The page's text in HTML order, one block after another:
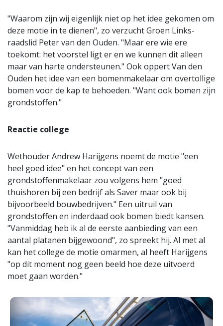
"Waarom zijn wij eigenlijk niet op het idee gekomen om
deze motie in te dienen", zo verzucht Groen Links-
raadslid Peter van den Ouden. "Maar ere wie ere
toekomt: het voorstel ligt er en we kunnen dit alleen
maar van harte ondersteunen." Ook oppert Van den
Ouden het idee van een bomenmakelaar om overtollige
bomen voor de kap te behoeden. "Want ook bomen zijn
grondstoffen."
Reactie college
Wethouder Andrew Harijgens noemt de motie "een
heel goed idee" en het concept van een
grondstoffenmakelaar zou volgens hem "goed
thuishoren bij een bedrijf als Saver maar ook bij
bijvoorbeeld bouwbedrijven." Een uitruil van
grondstoffen en inderdaad ook bomen biedt kansen.
"Vanmiddag heb ik al de eerste aanbieding van een
aantal platanen bijgewoond", zo spreekt hij. Al met al
kan het college de motie omarmen, al heeft Harijgens
"op dit moment nog geen beeld hoe deze uitvoerd
moet gaan worden."